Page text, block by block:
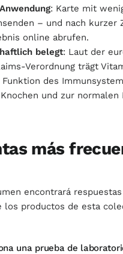
: Karte mit
– und nach kurzer
online abrufen.
belegt: Laut der
Verordnung trägt
des
und zur
más
encontrará
los productos de esta
una prueba de